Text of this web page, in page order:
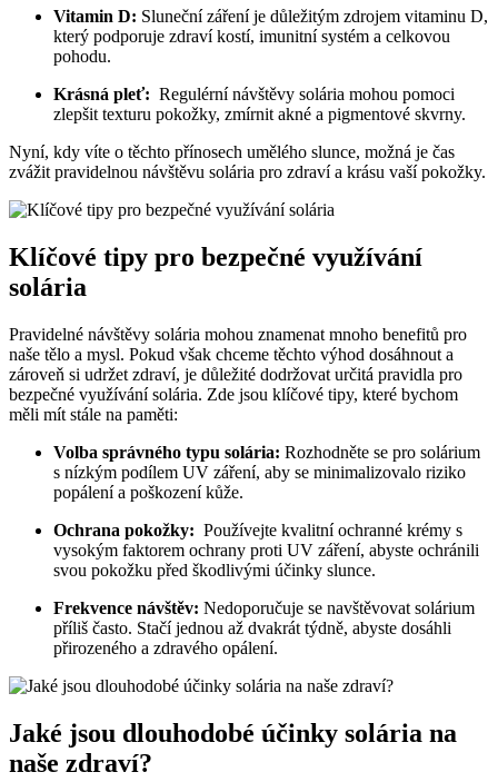
Vitamin D: Sluneční⁤ záření je důležitým zdrojem vitaminu D,
‍který podporuje zdraví kostí, imunitní⁣ systém a celkovou
pohodu.
Krásná pleť: ​ Regulérní ‌návštěvy solária mohou pomoci
zlepšit texturu pokožky, zmírnit akné a pigmentové skvrny.
Nyní, kdy víte o těchto⁢ přínosech umělého ⁢slunce, možná je čas
zvážit pravidelnou ⁤návštěvu solária pro zdraví ‌a‌ krásu vaší pokožky.
Klíčové tipy pro⁢ bezpečné využívání
solária
Pravidelné návštěvy solária mohou znamenat mnoho‌ benefitů⁢ pro‌
naše tělo a mysl. Pokud však chceme těchto výhod dosáhnout a
zároveň‍ si udržet zdraví, je důležité‌ dodržovat určitá pravidla pro
bezpečné využívání solária. Zde jsou klíčové tipy, které bychom
měli mít stále na paměti:
Volba správného typu solária: Rozhodněte⁢ se⁤ pro solárium
s⁢ nízkým ⁤podílem ⁤UV ⁢záření, aby se minimalizovalo riziko
popálení a⁣ poškození kůže.
Ochrana pokožky: ​ Používejte kvalitní ochranné krémy s
vysokým faktorem ochrany proti UV záření,‍ abyste ochránili
svou pokožku před škodlivými účinky⁤ slunce.
Frekvence návštěv: Nedoporučuje se navštěvovat solárium​
příliš často. Stačí jednou až dvakrát týdně, abyste dosáhli
přirozeného a zdravého opálení.
Jaké jsou dlouhodobé účinky⁤ solária na
naše zdraví?